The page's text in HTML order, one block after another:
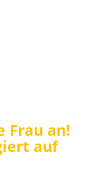
Frau an!
auf